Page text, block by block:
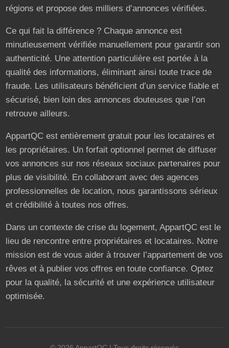
régions et propose des milliers d’annonces vérifiées.
Ce qui fait la différence ? Chaque annonce est
minutieusement vérifiée manuellement pour garantir son
authenticité. Une attention particulière est portée à la
qualité des informations, éliminant ainsi toute trace de
fraude. Les utilisateurs bénéficient d’un service fiable et
sécurisé, bien loin des annonces douteuses que l’on
retrouve ailleurs.
AppartQC est entièrement gratuit pour les locataires et
les propriétaires. Un forfait optionnel permet de diffuser
vos annonces sur nos réseaux sociaux partenaires pour
plus de visibilité. En collaborant avec des agences
professionnelles de location, nous garantissons sérieux
et crédibilité à toutes nos offres.
Dans un contexte de crise du logement, AppartQC est le
lieu de rencontre entre propriétaires et locataires. Notre
mission est de vous aider à trouver l’appartement de vos
rêves et à publier vos offres en toute confiance. Optez
pour la qualité, la sécurité et une expérience utilisateur
optimisée.